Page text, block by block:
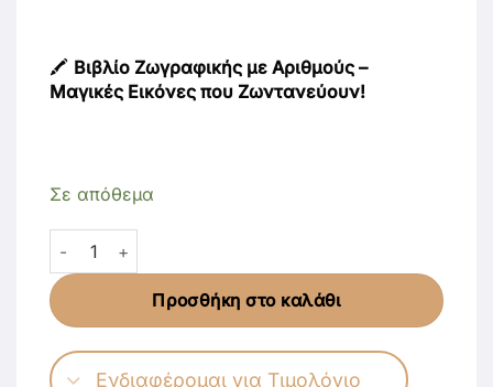
🖍️ Βιβλίο Ζωγραφικής με Αριθμούς –
Μαγικές Εικόνες που Ζωντανεύουν!
Σε απόθεμα
DISNEY - My Magic Coloring Pages - Μυστήρια (7+)
Προσθήκη στο καλάθι
Ενδιαφέρομαι για Τιμολόγιο